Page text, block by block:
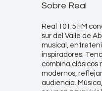
Sobre Real
Real 101.5 FM
sur del Valle de
musical,
inspiradores.
combina clásicos
modernos,
audiencia.